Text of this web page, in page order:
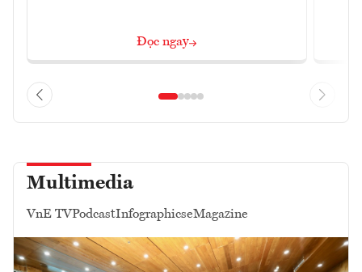
Đọc ngay
Multimedia
VnE TVPodcastInfographicseMagazine